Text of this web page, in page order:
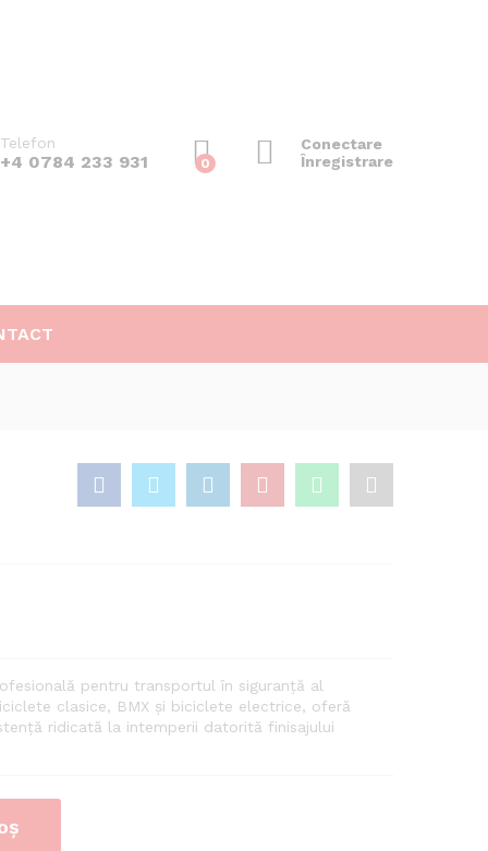
Telefon
+4 0784 233 931 0
Conectare
Înregistrare
pentru transportul în siguranță al
clasice, BMX și biciclete electrice, oferă
ridicată la intemperii datorită finisajului